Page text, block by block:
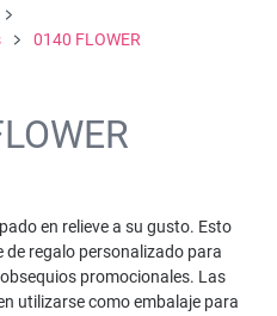
0140 FLOWER
en relieve a su gusto. Esto
de regalo personalizado para
promocionales. Las
utilizarse como embalaje para